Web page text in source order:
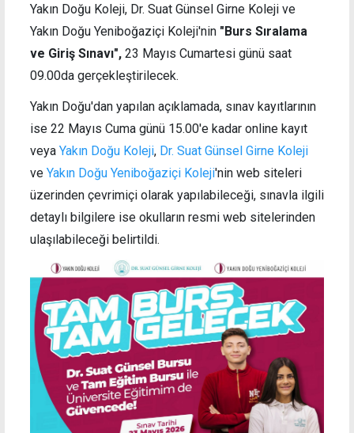
Yakın Doğu Koleji, Dr. Suat Günsel Girne Koleji ve
Yakın Doğu Yeniboğaziçi Koleji'nin "Burs Sıralama
ve Giriş Sınavı", 23 Mayıs Cumartesi günü saat
09.00da gerçekleştirilecek.
Yakın Doğu'dan yapılan açıklamada, sınav kayıtlarının
ise 22 Mayıs Cuma günü 15.00'e kadar online kayıt
veya Yakın Doğu Koleji, Dr. Suat Günsel Girne Koleji
ve Yakın Doğu Yeniboğaziçi Koleji'nin web siteleri
üzerinden çevrimiçi olarak yapılabileceği, sınavla ilgili
detaylı bilgilere ise okulların resmi web sitelerinden
ulaşılabileceği belirtildi.